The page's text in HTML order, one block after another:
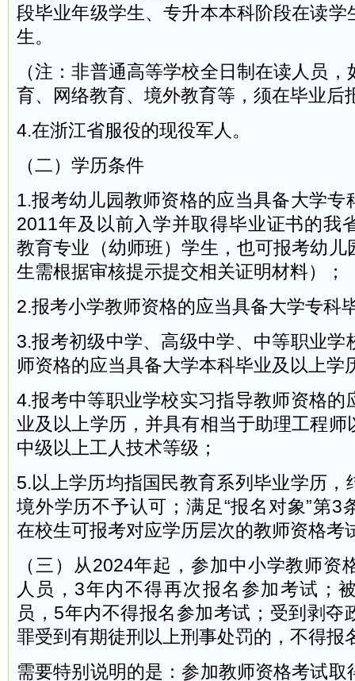
段毕业年级学生、专升本本科阶段在读学
生。
（注：非普通高等学校全日制在读人员
育、网络教育、境外教育等，须在毕业后
4.在浙江省服役的现役军人。
（二）学历条件
1.报考幼儿园教师资格的应当具备大学专
2011年及以前入学并取得毕业证书的我
教育专业（幼师班）学生，也可报考幼儿
生需根据审核提示提交相关证明材料）；
2.报考小学教师资格的应当具备大学专科
3.报考初级中学、高级中学、中等职业学
师资格的应当具备大学本科毕业及以上学
4.报考中等职业学校实习指导教师资格的
业及以上学历，并具有相当于助理工程师
中级以上工人技术等级；
5.以上学历均指国民教育系列毕业学历，
境外学历不予认可；满足“报名对象”第3
在校生可报考对应学历层次的教师资格考
（三）从2024年起，参加中小学教师资
人员，3年内不得再次报名参加考试；
员，5年内不得报名参加考试；受到剥夺
罪受到有期徒刑以上刑事处罚的，不得报
需要特别说明的是：参加教师资格考试取